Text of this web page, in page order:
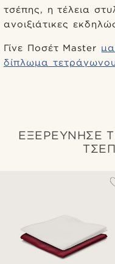
τσέπης, η τέλεια
ανοιξιάτικες
Γίνε Ποσέτ Master
δίπλωμα
ΕΞΕΡΕΥΝΗΣΕ